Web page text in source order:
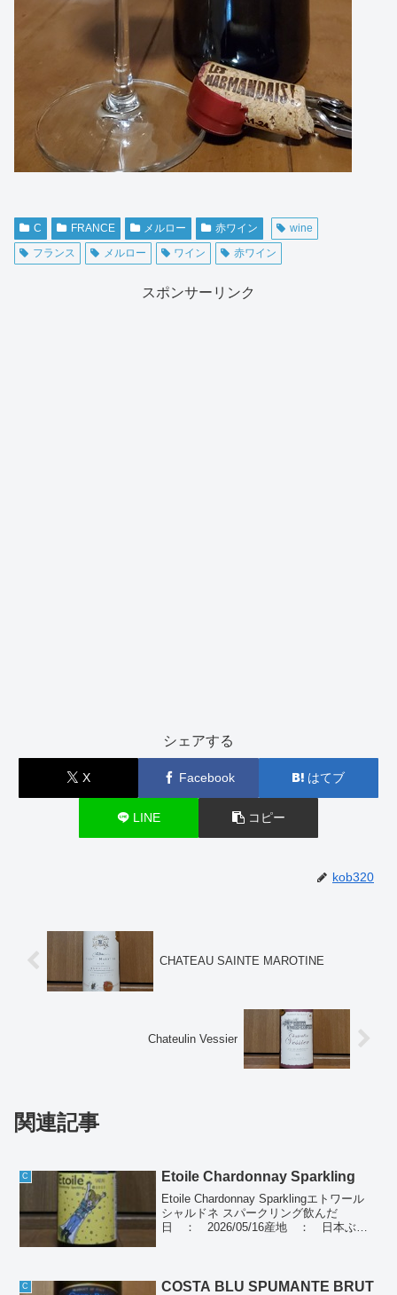
C FRANCE メルロー 赤ワイン
wine
フランス
メルロー ワイン 赤ワイン
スポンサーリンク
シェアする
X Facebook はてブ
LINE コピー
kob320
CHATEAU SAINTE MAROTINE
Chateulin Vessier
関連記事
C Etoile Chardonnay Sparkling
Etoile Chardonnay Sparklingエトワール
シャルドネ スパークリング飲んだ
日 ： 2026/05/16産地 ： 日本ぶど
C COSTA BLU SPUMANTE BRUT